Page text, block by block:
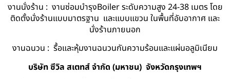
งานนั่งร้าน : งานซ่อมบำรุงBoiler ระดับความสูง 24-38 เมตร โดย
ติดตั้งนั่งร้านแบบมาตรฐาน และแบบแขวน ในพื้นที่อับอากาศ และ
นั่งร้านภายนอก
งานฉนวน : รื้อและหุ้มงานฉนวนกันความร้อนและแผ่นอลูมิเนียม
บริษัท ซีวิล สเตทส์ จำกัด (มหาชน) จังหวัดกรุงเทพฯ